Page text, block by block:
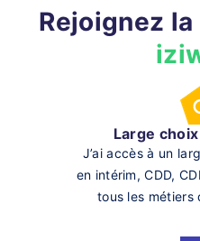
Rejoignez
Large
J’ai accès à un
en intérim, CDD,
tous les métiers